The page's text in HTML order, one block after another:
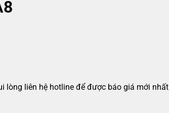
lòng liên hệ hotline để được báo giá mới nhất